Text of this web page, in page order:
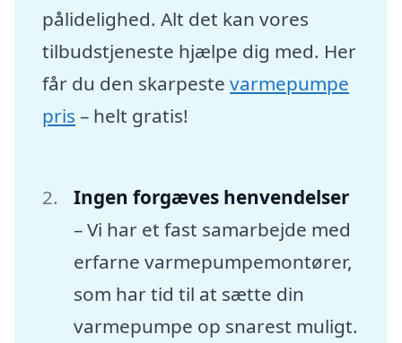
pålidelighed. Alt det kan vores
tilbudstjeneste hjælpe dig med. Her
får du den skarpestevarmepumpe
pris – helt gratis!
Ingen forgæves henvendelser
– Vi har et fast samarbejde med
erfarne varmepumpemontører,
som har tid til at sætte din
varmepumpe op snarest muligt.